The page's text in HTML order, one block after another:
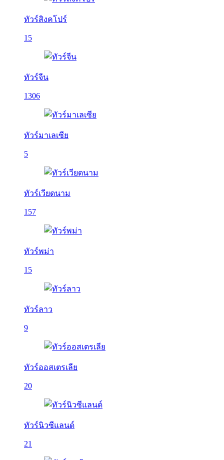
ทัวร์สิงคโปร์
15
ทัวร์จีน
1306
ทัวร์มาเลเซีย
5
ทัวร์เวียดนาม
157
ทัวร์พม่า
15
ทัวร์ลาว
9
ทัวร์ออสเตรเลีย
20
ทัวร์นิวซีแลนด์
21